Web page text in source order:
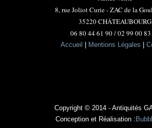
8, rue Joliot Curie -ZAC de la
35220 CHÂTEAUBOURG
06 80 44 61 90 / 02 99 00
Accueil Mentions Légales
Copyright © 2014 - Antiquités
Conception et Réalisation :